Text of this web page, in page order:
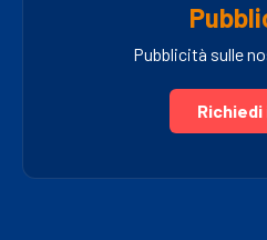
Pubblicità sulle